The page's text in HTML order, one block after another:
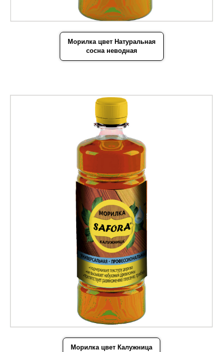
Морилка цвет Натуральная
сосна неводная
Морилка цвет Калужница